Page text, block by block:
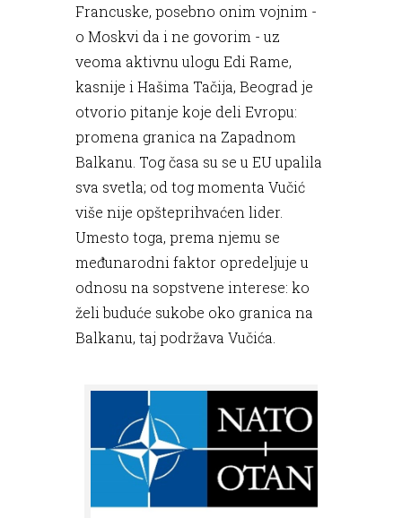
Francuske, posebno onim vojnim -
o Moskvi da i ne govorim - uz
veoma aktivnu ulogu Edi Rame,
kasnije i Hašima Tačija, Beograd je
otvorio pitanje koje deli Evropu:
promena granica na Zapadnom
Balkanu. Tog časa su se u EU upalila
sva svetla; od tog momenta Vučić
više nije opšteprihvaćen lider.
Umesto toga, prema njemu se
međunarodni faktor opredeljuje u
odnosu na sopstvene interese: ko
želi buduće sukobe oko granica na
Balkanu, taj podržava Vučića.